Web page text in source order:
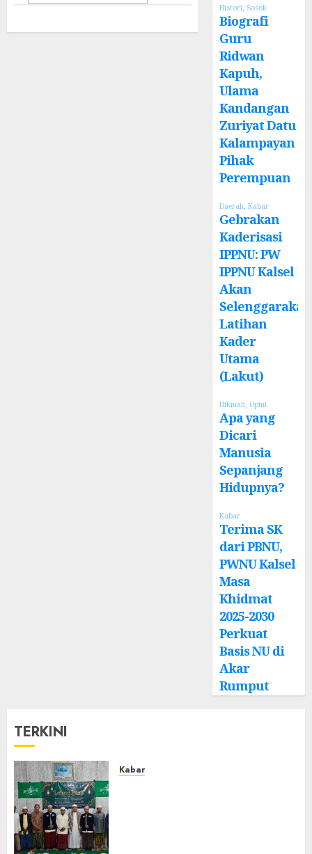
Histori, Sosok
Biografi
Guru
Ridwan
Kapuh,
Ulama
Kandangan
Zuriyat Datu
Kalampayan
Pihak
Perempuan
Daerah,Kabar
Gebrakan
Kaderisasi
IPPNU: PW
IPPNU Kalsel
Akan
Selenggarakan
Latihan
Kader
Utama
(Lakut)
Hikmah, Opini
Apa yang
Dicari
Manusia
Sepanjang
Hidupnya?
Kabar
Terima SK
dari PBNU,
PWNU Kalsel
Masa
Khidmat
2025-2030
Perkuat
Basis NU di
Akar
Rumput
TERKINI
Kabar